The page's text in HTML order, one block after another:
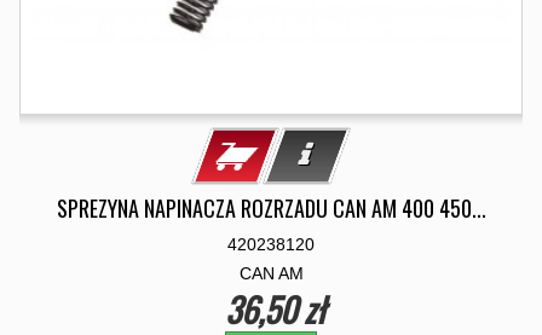
SPREZYNA NAPINACZA ROZRZADU CAN AM 400 450...
420238120
CAN AM
36,50 zł